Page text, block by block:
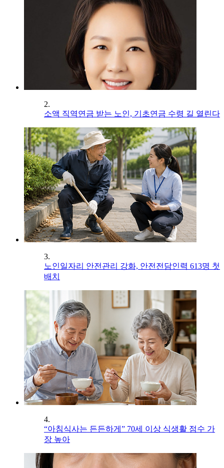
2.
소액 직역연금 받는 노인, 기초연금 수령 길 열린다
3.
노인일자리 안전관리 강화, 안전전담인력 613명 첫
배치
4.
“아침식사는 든든하게” 70세 이상 식생활 점수 가
장 높아